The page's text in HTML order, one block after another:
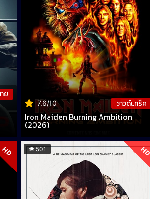
ย
7.6/10 ซาวด์แทร็ค
Iron Maiden Burning Ambition
(2026)
HD 501 HD